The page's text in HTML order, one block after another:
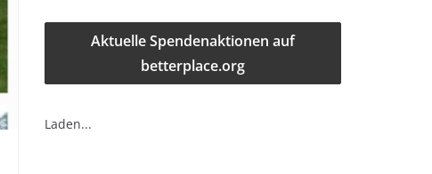
Aktuelle Spendenaktionen auf
betterplace.org
Laden...